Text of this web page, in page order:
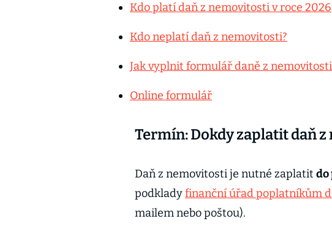
Kdo platí daň z nemovitosti v roce 2026
Kdo neplatí daň z nemovitosti?
Jak vyplnit formulář daně z nemovitosti
Online formulář
Termín: Dokdy zaplatit daň
Daň z nemovitosti je nutné zaplatit do
podkladyfinanční úřad poplatníkům
mailem nebo poštou).